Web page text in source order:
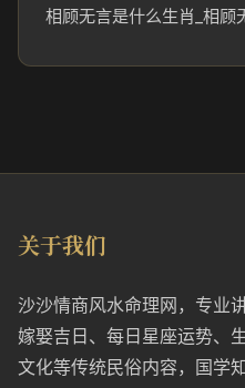
关于我们
沙沙情商风水命理网，专业
嫁娶吉日、每日星座运势、
文化等传统民俗内容，国学